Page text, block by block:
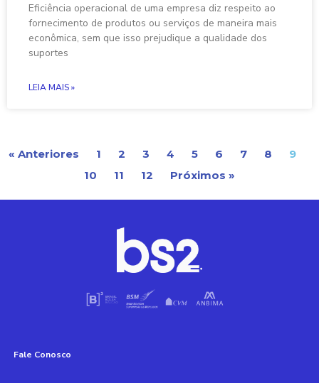
Eficiência operacional de uma empresa diz respeito ao
fornecimento de produtos ou serviços de maneira mais
econômica, sem que isso prejudique a qualidade dos
suportes
LEIA MAIS »
« Anteriores 1 2 3 4 5 6 7 8
9
10
11 12 Próximos »
Fale Conosco